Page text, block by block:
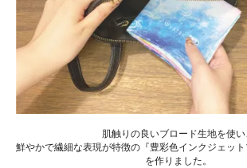
肌触りの良いブロード生地を使い
鮮やかで繊細な表現が特徴の『豊彩色インクジェッ
を作りました。